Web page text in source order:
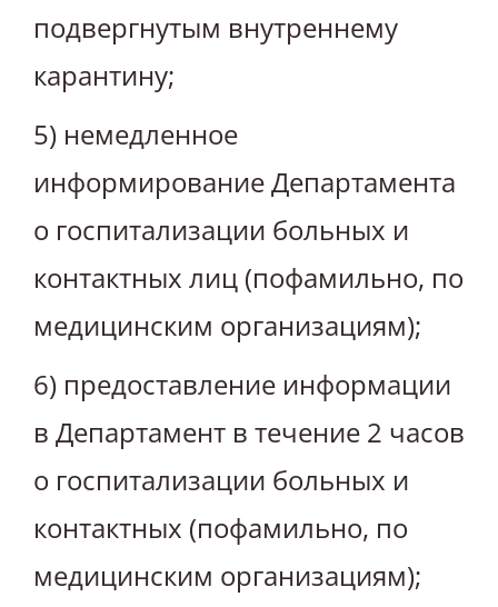
подвергнутым внутреннему
карантину;
5) немедленное
информирование Департамента
о госпитализации больных и
контактных лиц (пофамильно, по
медицинским организациям);
6) предоставление информации
в Департамент в течение 2 часов
о госпитализации больных и
контактных (пофамильно, по
медицинским организациям);